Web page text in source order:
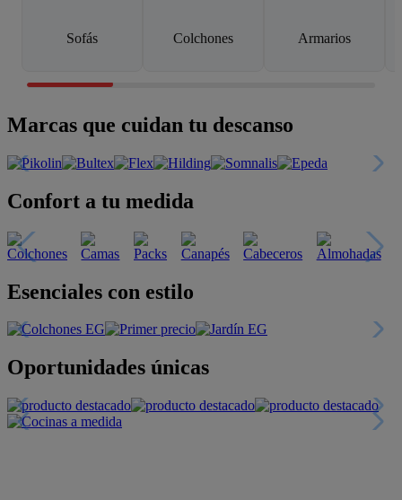
Sofás Colchones Armarios
Marcas que cuidan tu descanso
Confort a tu medida
Esenciales con estilo
Oportunidades únicas